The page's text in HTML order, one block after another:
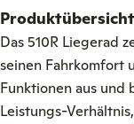
Produktübersicht
Das 510R Liegerad
seinen Fahrkomfort
Funktionen aus und
Leistungs-